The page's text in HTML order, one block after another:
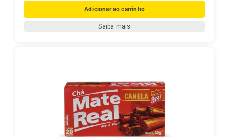
Mate
Real
Adicionar ao carrinho
Saiba mais